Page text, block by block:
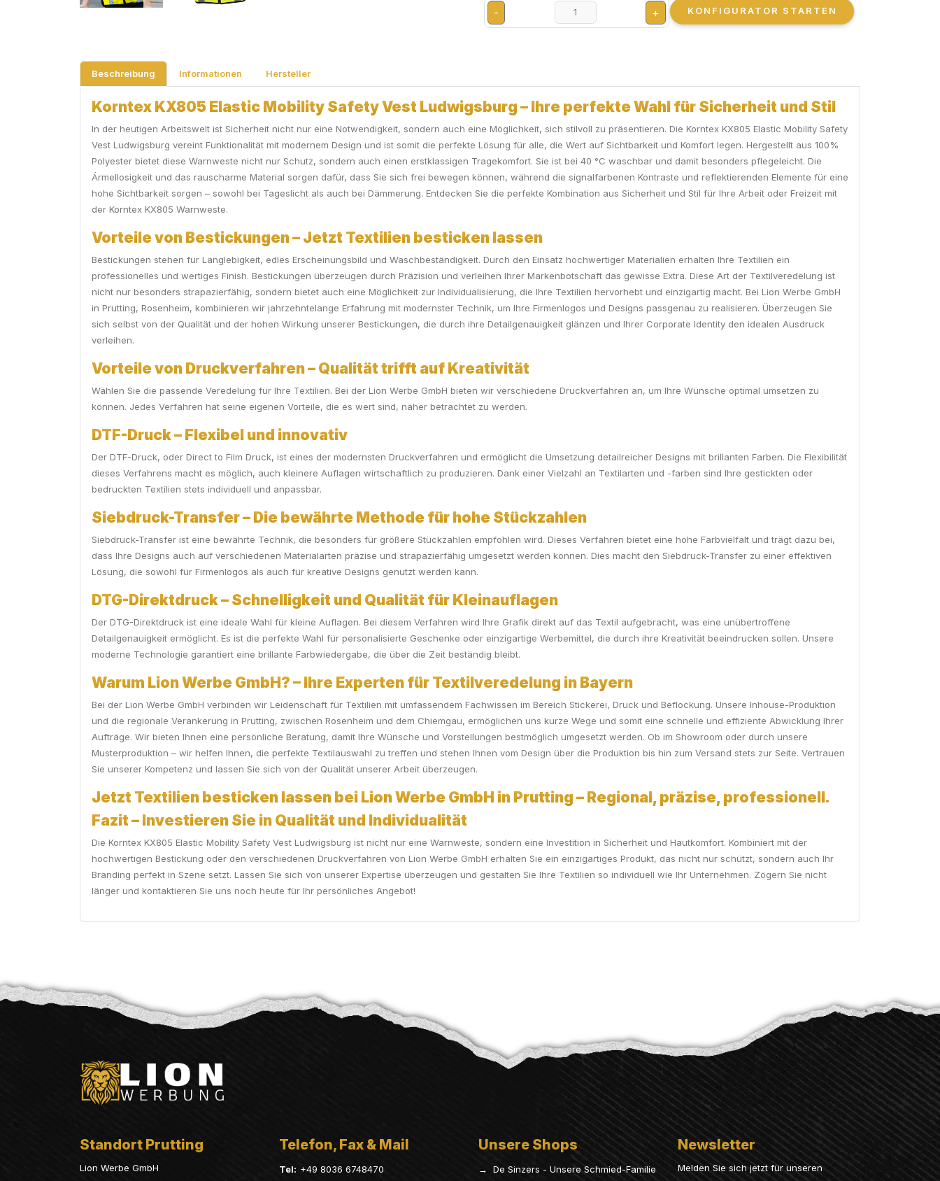
- + KONFIGURATOR STARTEN
Beschreibung Informationen Hersteller
Korntex KX805 Elastic Mobility Safety Vest Ludwigsburg – Ihre perfekte Wahl für Sicherheit und Stil
In der heutigen Arbeitswelt ist Sicherheit nicht nur eine Notwendigkeit, sondern auch eine Möglichkeit, sich stilvoll zu präsentieren. Die Korntex KX805 Elastic Mobility Safety
Vest Ludwigsburg vereint Funktionalität mit modernem Design und ist somit die perfekte Lösung für alle, die Wert auf Sichtbarkeit und Komfort legen. Hergestellt aus 100%
Polyester bietet diese Warnweste nicht nur Schutz, sondern auch einen erstklassigen Tragekomfort. Sie ist bei 40 °C waschbar und damit besonders pflegeleicht. Die
Ärmellosigkeit und das rauscharme Material sorgen dafür, dass Sie sich frei bewegen können, während die signalfarbenen Kontraste und reflektierenden Elemente für eine
hohe Sichtbarkeit sorgen – sowohl bei Tageslicht als auch bei Dämmerung. Entdecken Sie die perfekte Kombination aus Sicherheit und Stil für Ihre Arbeit oder Freizeit mit
der Korntex KX805 Warnweste.
Vorteile von Bestickungen – Jetzt Textilien besticken lassen
Bestickungen stehen für Langlebigkeit, edles Erscheinungsbild und Waschbeständigkeit. Durch den Einsatz hochwertiger Materialien erhalten Ihre Textilien ein
professionelles und wertiges Finish. Bestickungen überzeugen durch Präzision und verleihen Ihrer Markenbotschaft das gewisse Extra. Diese Art der Textilveredelung ist
nicht nur besonders strapazierfähig, sondern bietet auch eine Möglichkeit zur Individualisierung, die Ihre Textilien hervorhebt und einzigartig macht. Bei Lion Werbe GmbH
in Prutting, Rosenheim, kombinieren wir jahrzehntelange Erfahrung mit modernster Technik, um Ihre Firmenlogos und Designs passgenau zu realisieren. Überzeugen Sie
sich selbst von der Qualität und der hohen Wirkung unserer Bestickungen, die durch ihre Detailgenauigkeit glänzen und Ihrer Corporate Identity den idealen Ausdruck
verleihen.
Vorteile von Druckverfahren – Qualität trifft auf Kreativität
Wählen Sie die passende Veredelung für Ihre Textilien. Bei der Lion Werbe GmbH bieten wir verschiedene Druckverfahren an, um Ihre Wünsche optimal umsetzen zu
können. Jedes Verfahren hat seine eigenen Vorteile, die es wert sind, näher betrachtet zu werden.
DTF-Druck – Flexibel und innovativ
Der DTF-Druck, oder Direct to Film Druck, ist eines der modernsten Druckverfahren und ermöglicht die Umsetzung detailreicher Designs mit brillanten Farben. Die Flexibilität
dieses Verfahrens macht es möglich, auch kleinere Auflagen wirtschaftlich zu produzieren. Dank einer Vielzahl an Textilarten und -farben sind Ihre gestickten oder
bedruckten Textilien stets individuell und anpassbar.
Siebdruck-Transfer – Die bewährte Methode für hohe Stückzahlen
Siebdruck-Transfer ist eine bewährte Technik, die besonders für größere Stückzahlen empfohlen wird. Dieses Verfahren bietet eine hohe Farbvielfalt und trägt dazu bei,
dass Ihre Designs auch auf verschiedenen Materialarten präzise und strapazierfähig umgesetzt werden können. Dies macht den Siebdruck-Transfer zu einer effektiven
Lösung, die sowohl für Firmenlogos als auch für kreative Designs genutzt werden kann.
DTG-Direktdruck – Schnelligkeit und Qualität für Kleinauflagen
Der DTG-Direktdruck ist eine ideale Wahl für kleine Auflagen. Bei diesem Verfahren wird Ihre Grafik direkt auf das Textil aufgebracht, was eine unübertroffene
Detailgenauigkeit ermöglicht. Es ist die perfekte Wahl für personalisierte Geschenke oder einzigartige Werbemittel, die durch ihre Kreativität beeindrucken sollen. Unsere
moderne Technologie garantiert eine brillante Farbwiedergabe, die über die Zeit beständig bleibt.
Warum Lion Werbe GmbH? – Ihre Experten für Textilveredelung in Bayern
Bei der Lion Werbe GmbH verbinden wir Leidenschaft für Textilien mit umfassendem Fachwissen im Bereich Stickerei, Druck und Beflockung. Unsere Inhouse-Produktion
und die regionale Verankerung in Prutting, zwischen Rosenheim und dem Chiemgau, ermöglichen uns kurze Wege und somit eine schnelle und effiziente Abwicklung Ihrer
Aufträge. Wir bieten Ihnen eine persönliche Beratung, damit Ihre Wünsche und Vorstellungen bestmöglich umgesetzt werden. Ob im Showroom oder durch unsere
Musterproduktion – wir helfen Ihnen, die perfekte Textilauswahl zu treffen und stehen Ihnen vom Design über die Produktion bis hin zum Versand stets zur Seite. Vertrauen
Sie unserer Kompetenz und lassen Sie sich von der Qualität unserer Arbeit überzeugen.
Jetzt Textilien besticken lassen bei Lion Werbe GmbH in Prutting – Regional, präzise, professionell.
Fazit – Investieren Sie in Qualität und Individualität
Die Korntex KX805 Elastic Mobility Safety Vest Ludwigsburg ist nicht nur eine Warnweste, sondern eine Investition in Sicherheit und Hautkomfort. Kombiniert mit der
hochwertigen Bestickung oder den verschiedenen Druckverfahren von Lion Werbe GmbH erhalten Sie ein einzigartiges Produkt, das nicht nur schützt, sondern auch Ihr
Branding perfekt in Szene setzt. Lassen Sie sich von unserer Expertise überzeugen und gestalten Sie Ihre Textilien so individuell wie Ihr Unternehmen. Zögern Sie nicht
länger und kontaktieren Sie uns noch heute für Ihr persönliches Angebot!
Standort Prutting
Lion Werbe GmbH
Telefon, Fax & Mail
Tel: +49 8036 6748470
Unsere Shops
→ De Sinzers - Unsere Schmied-Familie
Newsletter
Melden Sie sich jetzt für unseren